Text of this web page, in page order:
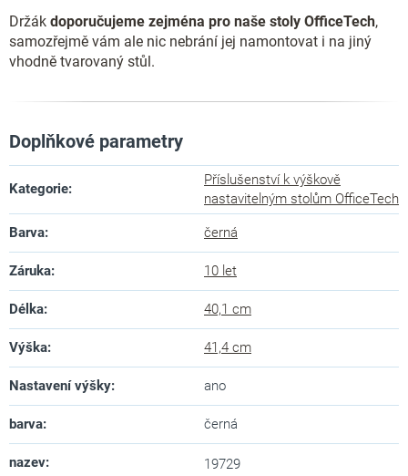
Držák doporučujeme zejména pro naše stoly OfficeTech,
samozřejmě vám ale nic nebrání jej namontovat i na jiný
vhodně tvarovaný stůl.
Doplňkové parametry
Kategorie:
Příslušenství k výškově
nastavitelným stolům OfficeTech
Barva: černá
Záruka: 10 let
Délka: 40,1 cm
Výška: 41,4 cm
Nastavení výšky: ano
barva: černá
nazev: 19729